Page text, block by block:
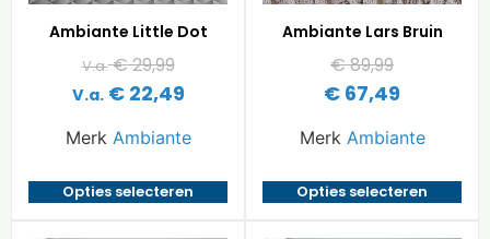
Ambiante Little Dot
V.a. €29,99
V.a. €22,49
Merk Ambiante
Opties selecteren
Ambiante Lars Bruin
€89,99
€ 67,49
Merk Ambiante
Opties selecteren